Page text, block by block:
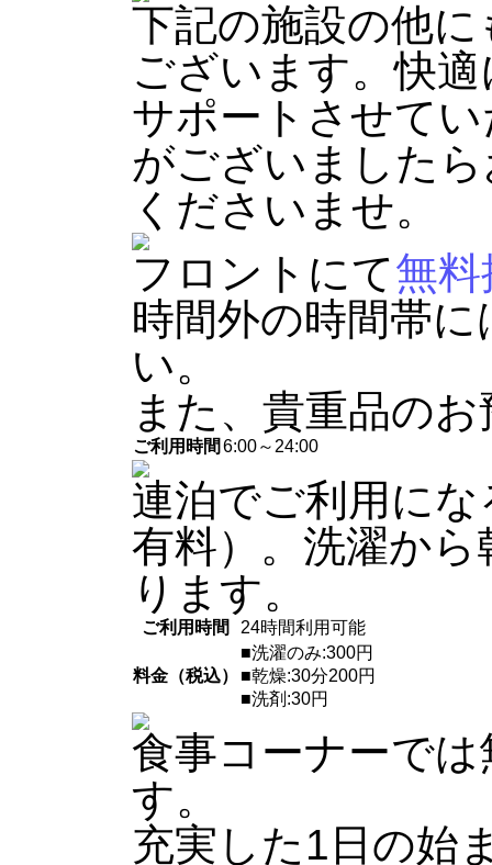
下記の施設の他
ございます。快
サポートさせて
がございました
くださいませ。
フロントにて無
時間外の時間帯
い。
また、貴重品の
ご利用時間 6:00～24:00
連泊でご利用に
有料）。洗濯か
ります。
ご利用時間 24時間利用可能
料金（税込）
■洗濯のみ:300円
■乾燥:30分200円
■洗剤:30円
食事コーナーで
す。
充実した1日の始